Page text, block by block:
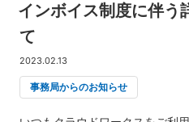
インボイス制度に伴う
て
2023.02.13
事務局からのお知らせ